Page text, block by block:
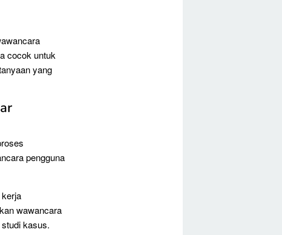
cocok untuk
yang
pengguna
wawancara
kasus.